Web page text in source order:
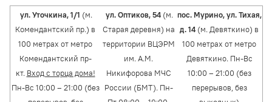
ул. Уточкина, 1/1 (м.
Комендантский пр.) в
100 метрах от метро
Комендантский пр-
кт. Вход с торца дома!
Пн-Вс 10:00 – 21:00 (без
ул. Оптиков, 54 (м.
Старая деревня) на
территории ВЦЭРМ
им. А.М.
Никифорова МЧС
России (БМТ). Пн-
пос. Мурино, ул. Тихая,
д. 14 (м. Девяткино) в
100 метрах от метро
Девяткино. Пн-Вс
10:00 – 21:00 (без
перерывов, без